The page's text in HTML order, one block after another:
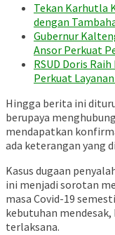
Tekan Karhutla
dengan
Gubernur
Ansor Perkuat
RSUD Doris
Perkuat
Hingga berita ini
berupaya
mendapatkan
ada keterangan yang
Kasus dugaan
ini menjadi sorotan
masa Covid-19
kebutuhan
terlaksana.